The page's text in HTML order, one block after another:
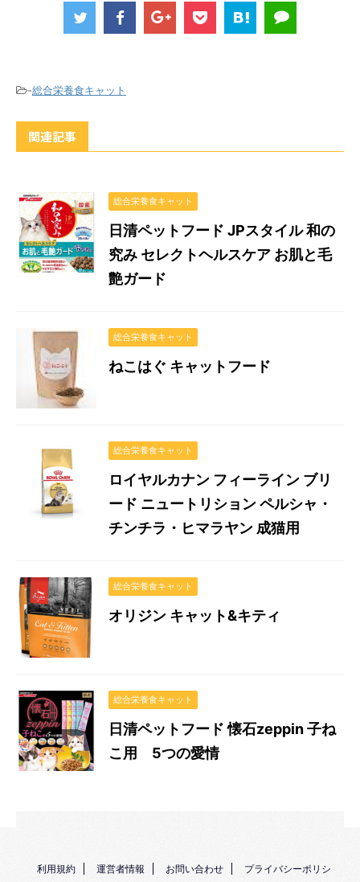
-総合栄養食キャット
関連記事
総合栄養食キャット
日清ペットフード JPスタイル 和の
究み セレクトヘルスケア お肌と毛
艶ガード
総合栄養食キャット
ねこはぐ キャットフード
総合栄養食キャット
ロイヤルカナン フィーライン ブリ
ード ニュートリション ペルシャ・
チンチラ・ヒマラヤン 成猫用
総合栄養食キャット
オリジン キャット&キティ
総合栄養食キャット
日清ペットフード 懐石zeppin 子ね
こ用 5つの愛情
利用規約 運営者情報 お問い合わせ
プライバシーポリシ